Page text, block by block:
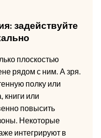
задействуйте
плоскостью
рядом с ним. А зря.
полку или
книги или
повысить
Некоторые
интегрируют в